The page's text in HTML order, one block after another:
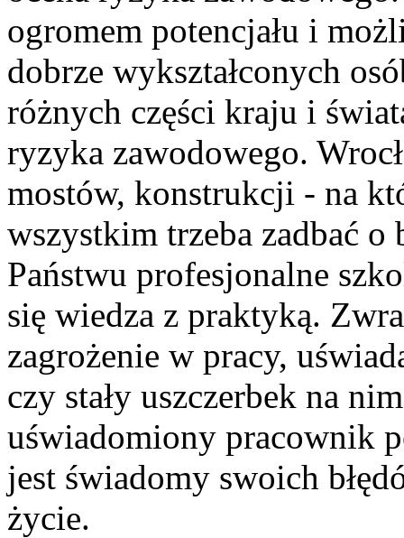
ogromem potencjału i
dobrze wykształconych
różnych części kraju i
ryzyka zawodowego.
mostów, konstrukcji - na
wszystkim trzeba zadbać o
Państwu profesjonalne
się wiedza z praktyką.
zagrożenie w pracy,
czy stały uszczerbek na
uświadomiony pracownik
jest świadomy swoich
życie.